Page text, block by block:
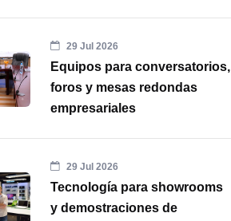
29 Jul 2026
Equipos para conversatorios,
foros y mesas redondas
empresariales
29 Jul 2026
Tecnología para showrooms
y demostraciones de